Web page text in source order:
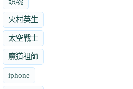
火村英生
太空戰士
魔道祖師
iphone